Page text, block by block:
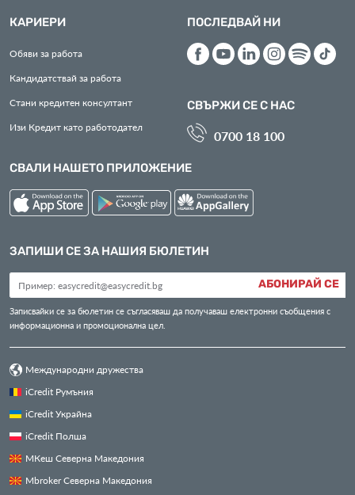
КАРИЕРИ
Обяви за работа
Кандидатствай за работа
Стани кредитен консултант
Изи Кредит като работодател
ПОСЛЕДВАЙ НИ
СВЪРЖИ СЕ С НАС
0700 18 100
СВАЛИ НАШЕТО ПРИЛОЖЕНИЕ
ЗАПИШИ СЕ ЗА НАШИЯ БЮЛЕТИН
АБОНИРАЙ СЕ
Записвайки се за бюлетин се съгласяваш да получаваш електронни съобщения с
информационна и промоционална цел.
Международни дружества
iCredit Румъния
iCredit Украйна
iCredit Полша
МКеш Северна Македония
Mbroker Северна Македония